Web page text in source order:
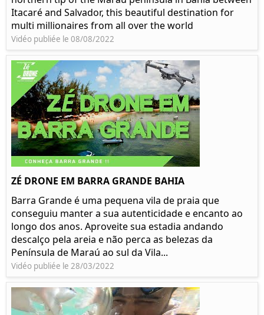
Itacaré and Salvador, this beautiful destination for
multi millionaires from all over the world
Vidéo publiée le 08/08/2022
ZÉ DRONE EM BARRA GRANDE BAHIA
Barra Grande é uma pequena vila de praia que
conseguiu manter a sua autenticidade e encanto ao
longo dos anos. Aproveite sua estadia andando
descalço pela areia e não perca as belezas da
Península de Maraú ao sul da Vila...
Vidéo publiée le 28/03/2022